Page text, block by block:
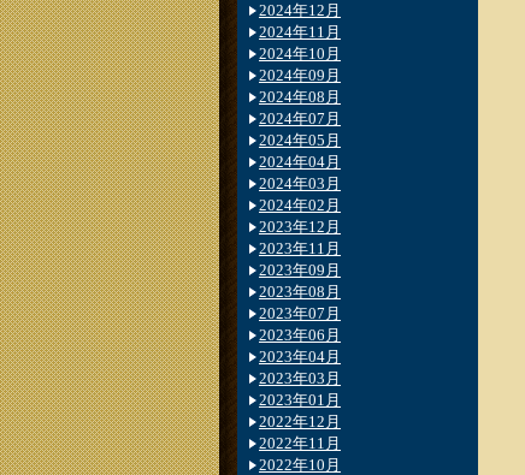
2024年12月
2024年11月
2024年10月
2024年09月
2024年08月
2024年07月
2024年05月
2024年04月
2024年03月
2024年02月
2023年12月
2023年11月
2023年09月
2023年08月
2023年07月
2023年06月
2023年04月
2023年03月
2023年01月
2022年12月
2022年11月
2022年10月